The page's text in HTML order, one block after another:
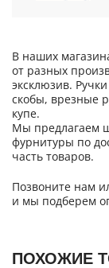
В наших
от разных
эксклюзив.
скобы, врезные
купе.
Мы предлагаем
фурнитуры по
часть товаров.
Позвоните нам
и мы подберем
ПОХОЖИЕ